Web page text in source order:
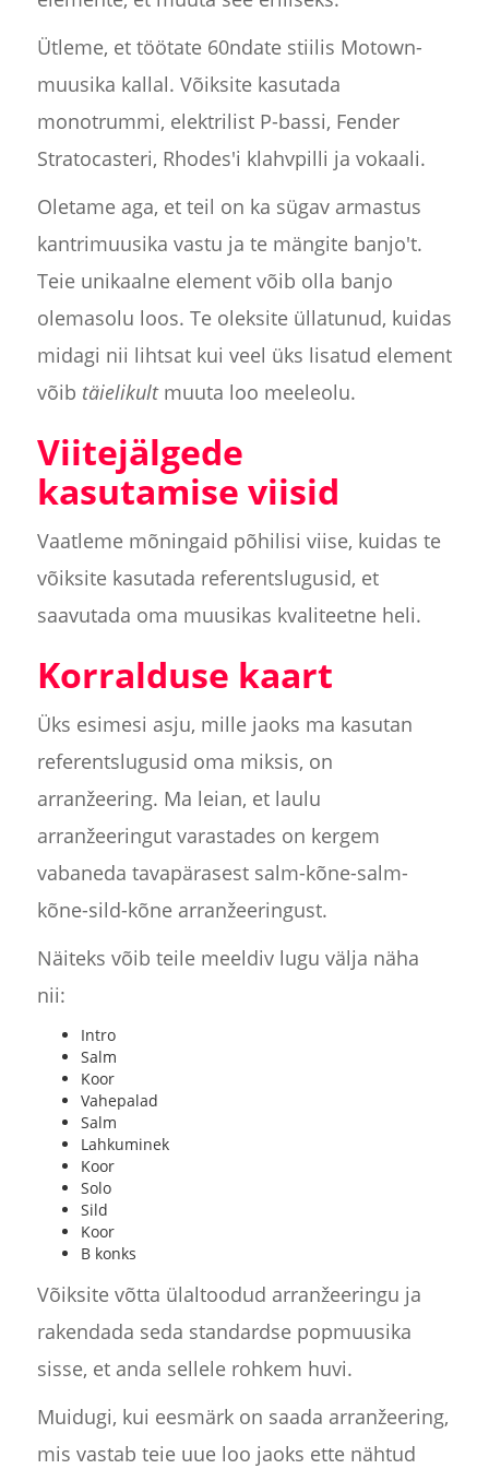
Ütleme, et töötate 60ndate stiilis Motown-
muusika kallal. Võiksite kasutada
monotrummi, elektrilist P-bassi, Fender
Stratocasteri, Rhodes'i klahvpilli ja vokaali.
Oletame aga, et teil on ka sügav armastus
kantrimuusika vastu ja te mängite banjo't.
Teie unikaalne element võib olla banjo
olemasolu loos. Te oleksite üllatunud, kuidas
midagi nii lihtsat kui veel üks lisatud element
võib täielikultmuuta loo meeleolu.
Viitejälgede
kasutamise viisid
Vaatleme mõningaid põhilisi viise, kuidas te
võiksite kasutada referentslugusid, et
saavutada oma muusikas kvaliteetne heli.
Korralduse kaart
Üks esimesi asju, mille jaoks ma kasutan
referentslugusid oma miksis, on
arranžeering. Ma leian, et laulu
arranžeeringut varastades on kergem
vabaneda tavapärasest salm-kõne-salm-
kõne-sild-kõne arranžeeringust.
Näiteks võib teile meeldiv lugu välja näha
nii:
Intro
Salm
Koor
Vahepalad
Salm
Lahkuminek
Koor
Solo
Sild
Koor
B konks
Võiksite võtta ülaltoodud arranžeeringu ja
rakendada seda standardse popmuusika
sisse, et anda sellele rohkem huvi.
Muidugi, kui eesmärk on saada arranžeering,
mis vastab teie uue loo jaoks ette nähtud